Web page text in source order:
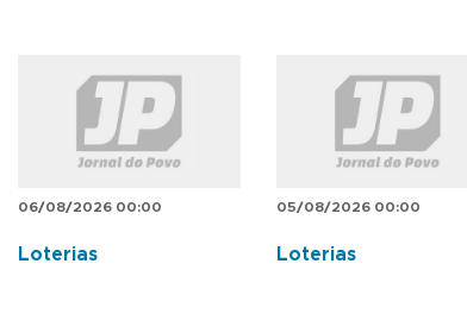
06/08/2026 00:00
Loterias
05/08/2026 00:00
Loterias